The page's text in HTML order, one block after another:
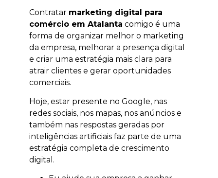
Contratar marketing digital para
comércio em Atalanta comigo é uma
forma de organizar melhor o marketing
da empresa, melhorar a presença digital
e criar uma estratégia mais clara para
atrair clientes e gerar oportunidades
comerciais.
Hoje, estar presente no Google, nas
redes sociais, nos mapas, nos anúncios e
também nas respostas geradas por
inteligências artificiais faz parte de uma
estratégia completa de crescimento
digital.